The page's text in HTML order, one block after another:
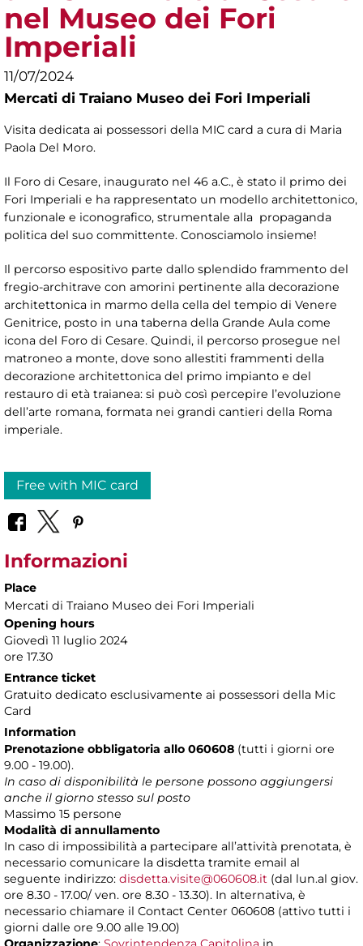
nel Museo dei Fori
Imperiali
11/07/2024
Mercati di Traiano Museo dei Fori Imperiali
Visita dedicata ai possessori della MIC card a cura di Maria
Paola Del Moro.
Il Foro di Cesare, inaugurato nel 46 a.C., è stato il primo dei
Fori Imperiali e ha rappresentato un modello architettonico,
funzionale e iconografico, strumentale alla propaganda
politica del suo committente. Conosciamolo insieme!
Il percorso espositivo parte dallo splendido frammento del
fregio-architrave con amorini pertinente alla decorazione
architettonica in marmo della cella del tempio di Venere
Genitrice, posto in una taberna della Grande Aula come
icona del Foro di Cesare. Quindi, il percorso prosegue nel
matroneo a monte, dove sono allestiti frammenti della
decorazione architettonica del primo impianto e del
restauro di età traianea: si può così percepire l’evoluzione
dell’arte romana, formata nei grandi cantieri della Roma
imperiale.
Free with MIC card
Informazioni
Place
Mercati di Traiano Museo dei Fori Imperiali
Opening hours
Giovedì 11 luglio 2024
ore 17.30
Entrance ticket
Gratuito dedicato esclusivamente ai possessori della Mic
Card
Information
Prenotazione obbligatoria allo 060608 (tutti i giorni ore
9.00 - 19.00).
In caso di disponibilità le persone possono aggiungersi
anche il giorno stesso sul posto
Massimo 15 persone
Modalità di annullamento
In caso di impossibilità a partecipare all’attività prenotata, è
necessario comunicare la disdetta tramite email al
seguente indirizzo: disdetta.visite@060608.it (dal lun.al giov.
ore 8.30 - 17.00/ ven. ore 8.30 - 13.30). In alternativa, è
necessario chiamare il Contact Center 060608 (attivo tutti i
giorni dalle ore 9.00 alle 19.00)